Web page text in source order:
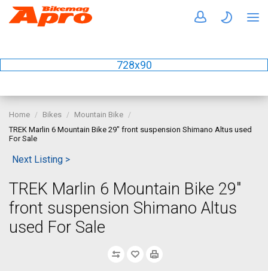
728x90
Home Bikes
Mountain Bike
TREK Marlin 6 Mountain Bike 29" front suspension Shimano Altus used
For Sale
Next Listing >
TREK Marlin 6 Mountain Bike 29"
front suspension Shimano Altus
used For Sale